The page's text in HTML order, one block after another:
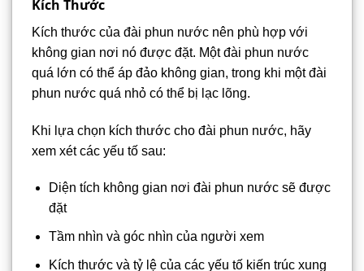
Kích Thước
Kích thước của đài phun nước nên phù hợp với
không gian nơi nó được đặt. Một đài phun nước
quá lớn có thể áp đảo không gian, trong khi một đài
phun nước quá nhỏ có thể bị lạc lõng.
Khi lựa chọn kích thước cho đài phun nước, hãy
xem xét các yếu tố sau:
Diện tích không gian nơi đài phun nước sẽ được
đặt
Tầm nhìn và góc nhìn của người xem
Kích thước và tỷ lệ của các yếu tố kiến trúc xung